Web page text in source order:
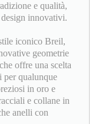
e qualità,
innovativi.
iconico Breil,
geometrie
offre una scelta
per qualunque
in oro e
e collane in
anelli con